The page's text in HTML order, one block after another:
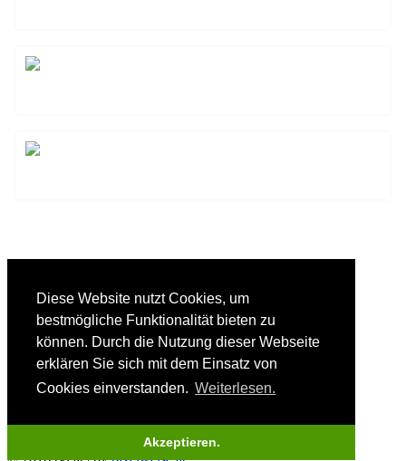
Diese Website nutzt Cookies, um
bestmögliche Funktionalität bieten zu
können. Durch die Nutzung dieser Webseite
erklären Sie sich mit dem Einsatz von
Cookies einverstanden. Weiterlesen.
Akzeptieren.
Tags:Birke weiß
Birke geölt